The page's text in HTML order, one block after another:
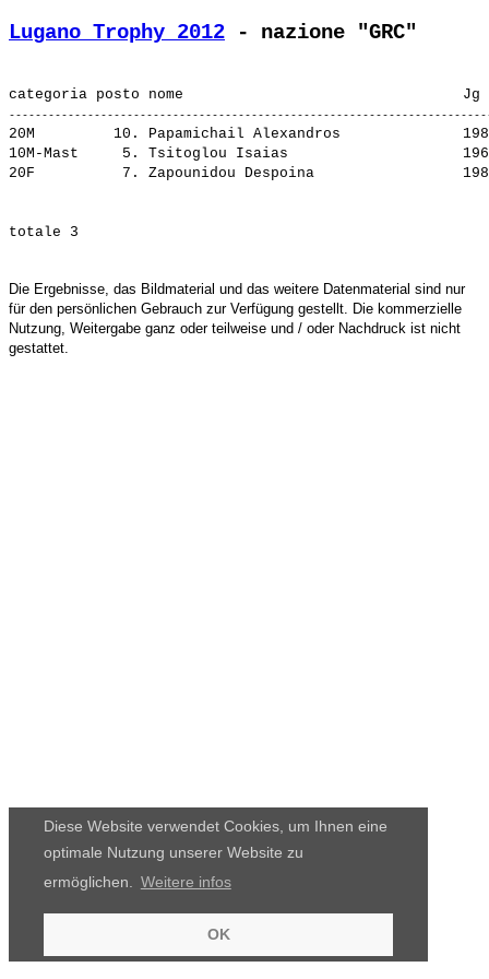
Diese Website verwendet Cookies, um Ihnen eine
optimale Nutzung unserer Website zu
ermöglichen.
Weitere infos
OK
Lugano Trophy 2012 - nazione "GRC"
20M         10. Papamichail Alexandros
10M-Mast     5. Tsitoglou Isaias
20F          7. Zapounidou Despoina
Die Ergebnisse, das Bildmaterial und das weitere Datenmaterial sind nur
für den persönlichen Gebrauch zur Verfügung gestellt. Die kommerzielle
Nutzung, Weitergabe ganz oder teilweise und / oder Nachdruck ist nicht
gestattet.